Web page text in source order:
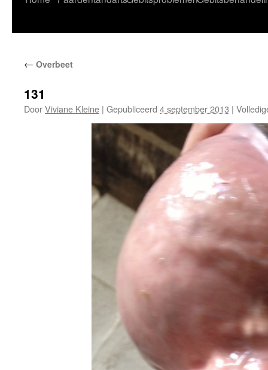
inhoud
← Overbeet
131
DoorViviane Kleine | Gepubliceerd 4 september 2013 |